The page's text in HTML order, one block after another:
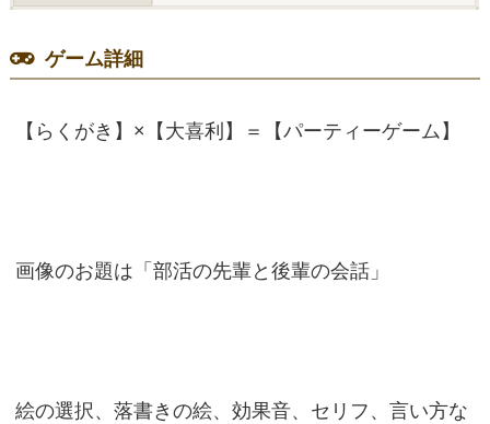
ゲーム詳細
【らくがき】×【大喜利】＝【パーティーゲーム】
画像のお題は「部活の先輩と後輩の会話」
絵の選択、落書きの絵、効果音、セリフ、言い方な